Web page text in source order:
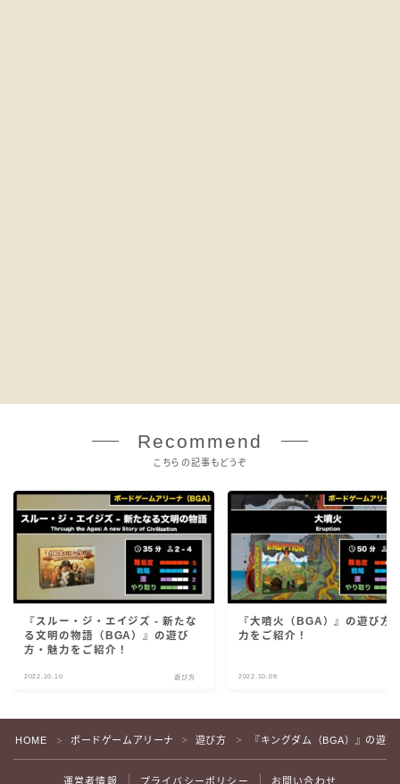
Recommend
こちらの記事もどうぞ
『スルー・ジ・エイジズ - 新たな
る文明の物語（BGA）』の遊び
方・魅力をご紹介！
2022.10.10 遊び方
『大噴火（BGA）』の遊び方
力をご紹介！
2022.10.09
HOME ＞ ボードゲームアリーナ ＞ 遊び方 ＞ 『キングダム（BGA）』の遊
運営者情報 プライバシーポリシー お問い合わせ